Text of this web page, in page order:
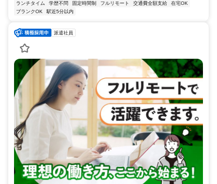
ランチタイム 学歴不問 固定時間制 フルリモート 交通費全額支給
在宅OK
ブランクOK
駅近5分以内
派遣社員